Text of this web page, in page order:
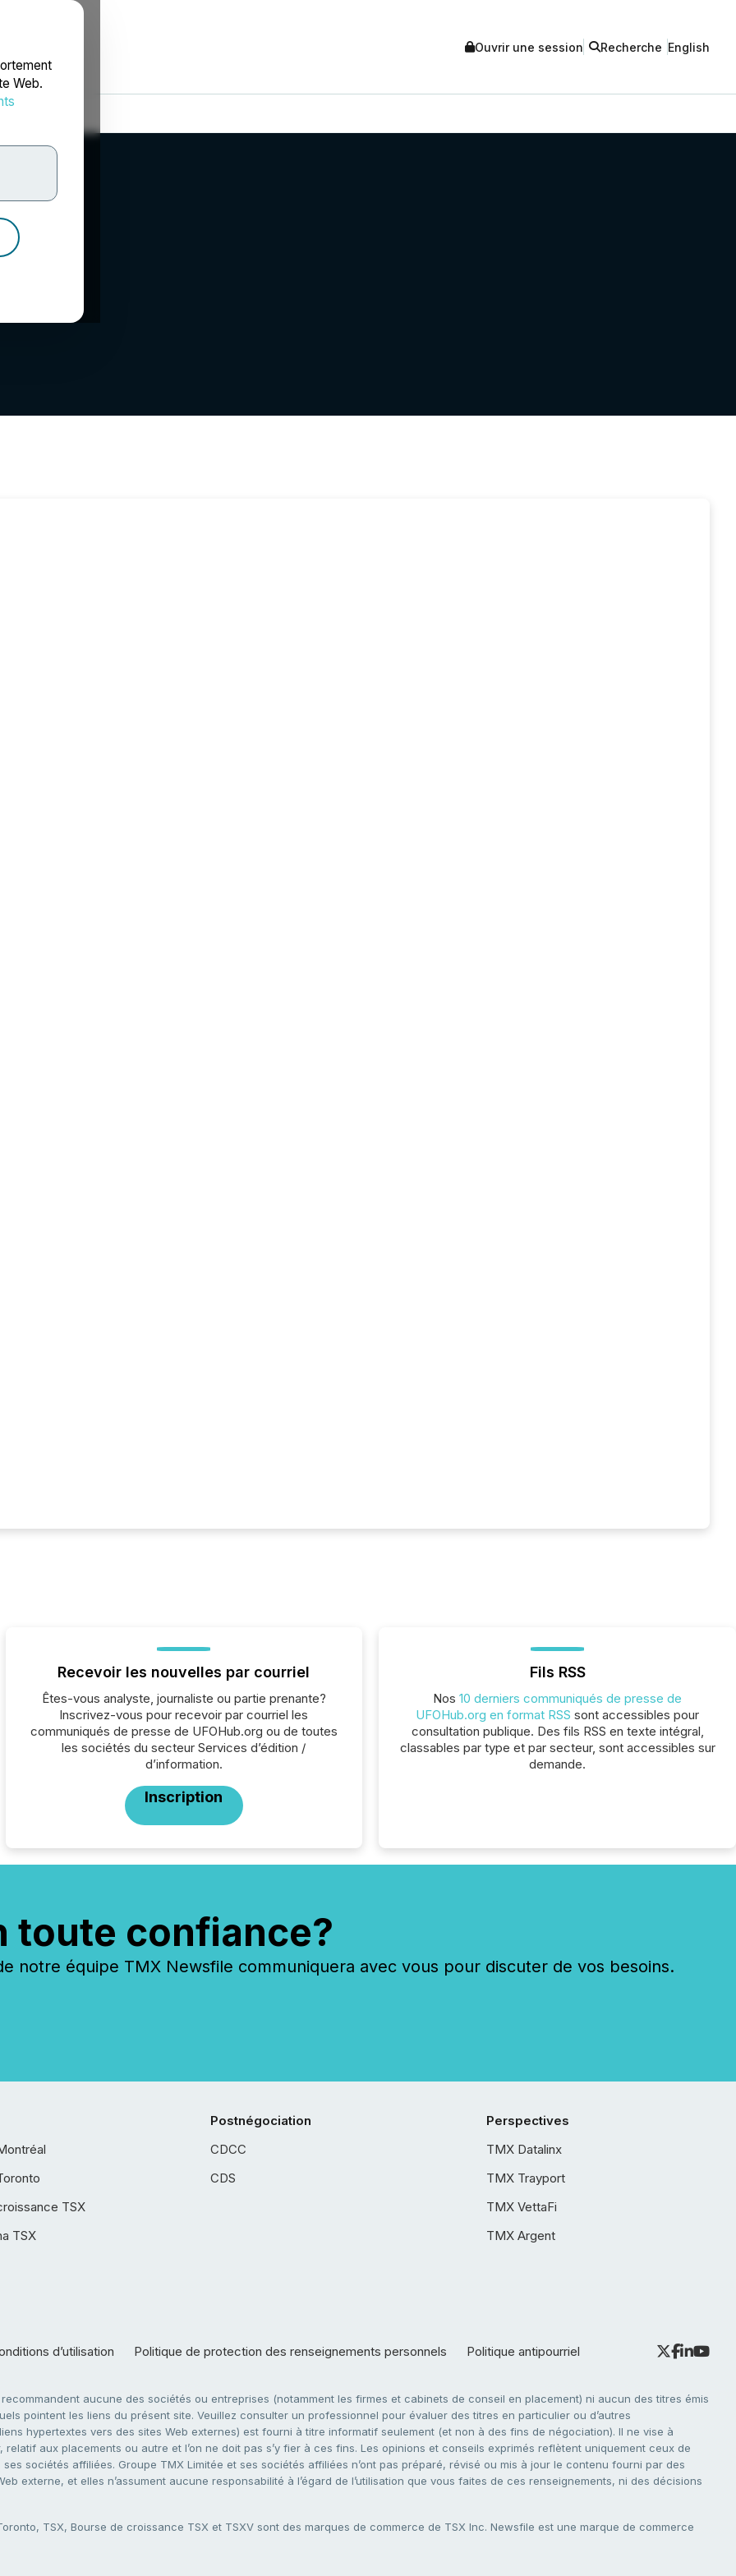
Web.
Ouvrir une session Recherche English
Recevoir les nouvelles par courriel
Êtes-vous analyste, journaliste ou partie prenante?
Inscrivez-vous pour recevoir par courriel les
communiqués de presse de UFOHub.org ou de toutes
les sociétés du secteur Services d’édition /
d’information.
Inscription
Fils RSS
Nos10 derniers communiqués de presse de
UFOHub.org en format RSS sont accessibles pour
consultation publique. Des fils RSS en texte intégral,
classables par type et par secteur, sont accessibles sur
demande.
toute confiance?
notre équipe TMX Newsfile communiquera avec vous pour discuter de vos besoins.
TSX
TSX
Postnégociation
CDCC
CDS
Perspectives
TMX Datalinx
TMX Trayport
TMX VettaFi
TMX Argent
d’utilisation Politique de protection des renseignements personnels Politique antipourriel
aucune des sociétés ou entreprises (notamment les firmes et cabinets de conseil en placement) ni aucun des titres émis
pointent les liens du présent site. Veuillez consulter un professionnel pour évaluer des titres en particulier ou d’autres
hypertextes vers des sites Web externes) est fourni à titre informatif seulement (et non à des fins de négociation). Il ne vise à
aux placements ou autre et l’on ne doit pas s’y fier à ces fins. Les opinions et conseils exprimés reflètent uniquement ceux de
sociétés affiliées. Groupe TMX Limitée et ses sociétés affiliées n’ont pas préparé, révisé ou mis à jour le contenu fourni par des
externe, et elles n’assument aucune responsabilité à l’égard de l’utilisation que vous faites de ces renseignements, ni des décisions
TSX, Bourse de croissance TSX et TSXV sont des marques de commerce de TSX Inc. Newsfile est une marque de commerce